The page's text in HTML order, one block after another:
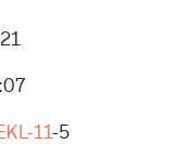
11-5